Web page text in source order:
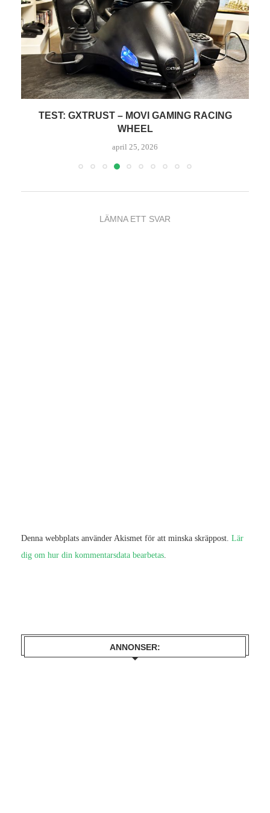
TEST: GXTRUST – MOVI GAMING RACING
WHEEL
april 25, 2026
LÄMNA ETT SVAR
Denna webbplats använder Akismet för att minska skräppost. Lär
dig om hur din kommentarsdata bearbetas
ANNONSER: